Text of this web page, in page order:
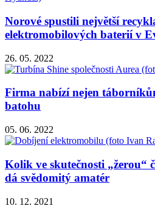
Norové spustili největší
elektromobilových baterií v
26. 05. 2022
Firma nabízí nejen
batohu
05. 06. 2022
Kolik ve skutečnosti „žerou“
dá svědomitý amatér
10. 12. 2021